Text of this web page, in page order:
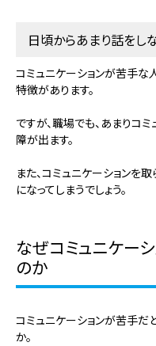
日頃からあまり話をし
コミュニケーションが苦手な
特徴があります。
ですが、職場でも、あまりコ
障が出ます。
また、コミュニケーションを
になってしまうでしょう。
なぜコミュニケー
のか
コミュニケーションが苦手だ
か。